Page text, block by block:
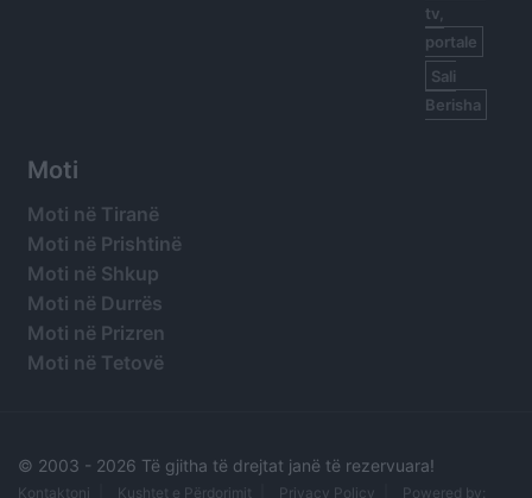
tv,
portale
Sali
Berisha
Moti
Moti në Tiranë
Moti në Prishtinë
Moti në Shkup
Moti në Durrës
Moti në Prizren
Moti në Tetovë
© 2003 - 2026 Të gjitha të drejtat janë të rezervuara!
Kontaktoni Kushtet e Përdorimit Privacy Policy Powered by: